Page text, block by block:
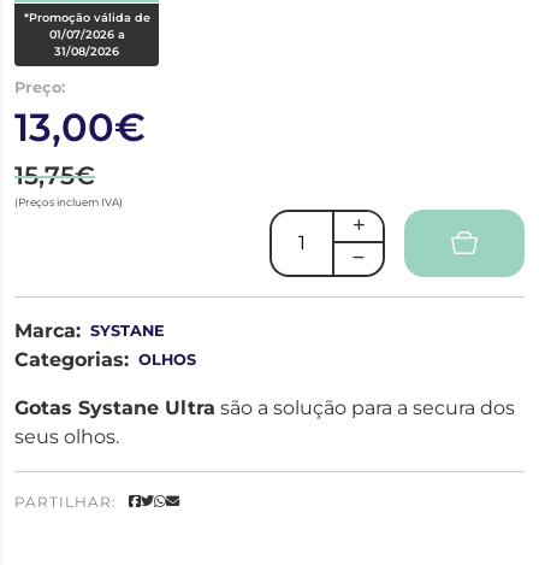
*Promoção válida de
01/07/2026 a
31/08/2026
Preço:
13,00€
15,75€
(Preços incluem IVA)
Marca: SYSTANE
Categorias: OLHOS
Gotas Systane Ultra são a solução para a secura dos
seus olhos.
PARTILHAR: